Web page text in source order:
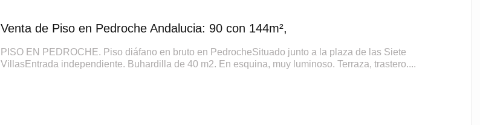
Venta de Piso en Pedroche Andalucia: 90 con 144m²,
PISO EN PEDROCHE. Piso diáfano en bruto en PedrocheSituado junto a la plaza de las Siete
VillasEntrada independiente. Buhardilla de 40 m2. En esquina, muy luminoso. Terraza, trastero....